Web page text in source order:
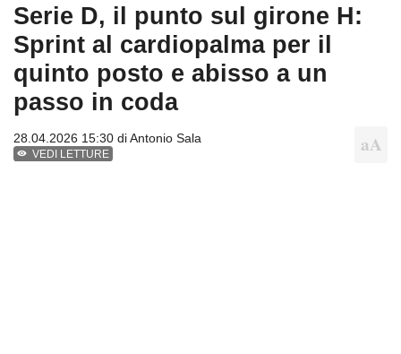
Serie D, il punto sul girone H:
Sprint al cardiopalma per il
quinto posto e abisso a un
passo in coda
28.04.2026 15:30 diAntonio Sala
VEDI LETTURE